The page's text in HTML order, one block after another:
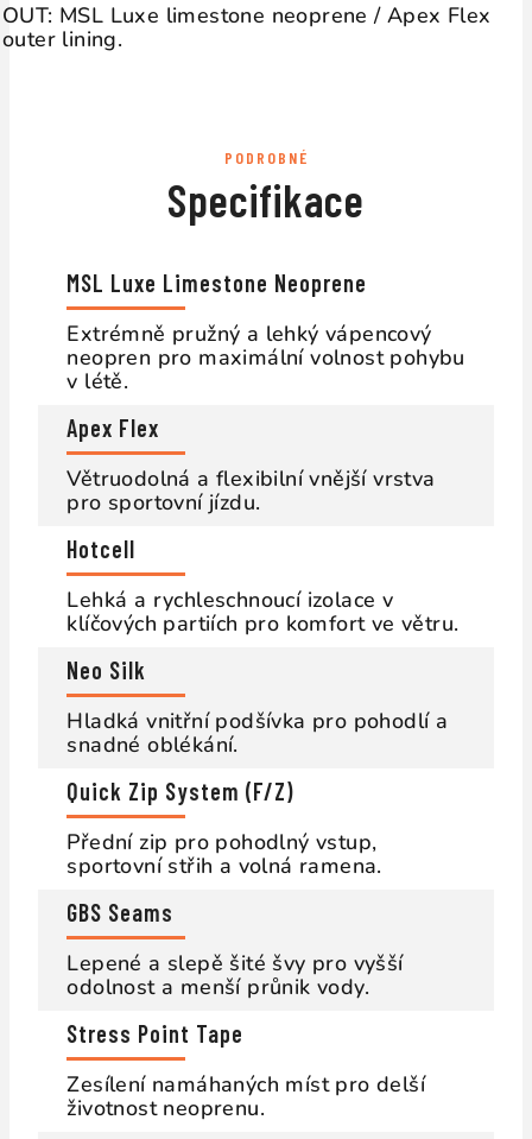
OUT: MSL Luxe limestone neoprene / Apex Flex
outer lining.
PODROBNÉ
Specifikace
MSL Luxe Limestone Neoprene
Extrémně pružný a lehký vápencový
neopren pro maximální volnost pohybu
v létě.
Apex Flex
Větruodolná a flexibilní vnější vrstva
pro sportovní jízdu.
Hotcell
Lehká a rychleschnoucí izolace v
klíčových partiích pro komfort ve větru.
Neo Silk
Hladká vnitřní podšívka pro pohodlí a
snadné oblékání.
Quick Zip System (F/Z)
Přední zip pro pohodlný vstup,
sportovní střih a volná ramena.
GBS Seams
Lepené a slepě šité švy pro vyšší
odolnost a menší průnik vody.
Stress Point Tape
Zesílení namáhaných míst pro delší
životnost neoprenu.